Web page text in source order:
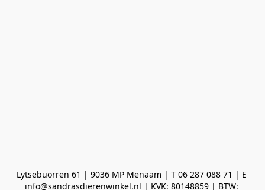
Lytsebuorren 61 | 9036 MP Menaam | T 06 287 088 71 | E
info@sandrasdierenwinkel.nl | KVK: 80148859 | BTW: